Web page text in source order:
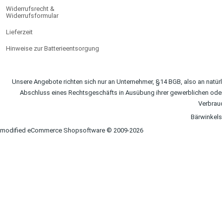
Widerrufsrecht &
Widerrufsformular
Lieferzeit
Hinweise zur Batterieentsorgung
Unsere Angebote richten sich nur an Unternehmer, §14 BGB, also an
Abschluss eines Rechtsgeschäfts in Ausübung ihrer gewerblichen
modified eCommerce Shopsoftware © 2009-2026